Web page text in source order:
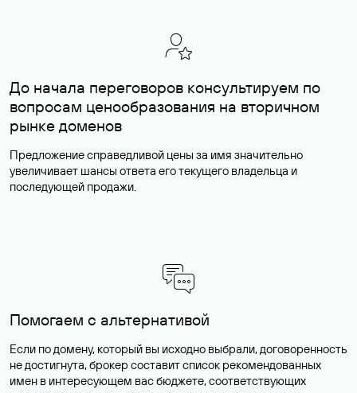
До начала переговоров консультируем по
вопросам ценообразования на вторичном
рынке доменов
Предложение справедливой цены за имя значительно
увеличивает шансы ответа его текущего владельца и
последующей продажи.
Помогаем с альтернативой
Если по домену, который вы исходно выбрали, договоренность
не достигнута, брокер составит список рекомендованных
имен в интересующем вас бюджете, соответствующих